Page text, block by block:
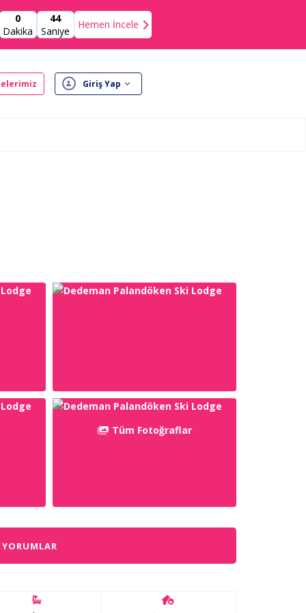
0
Dakika
43
Saniye
Hemen İncele
Giriş Yap
Tüm Fotoğraflar
YORUMLAR